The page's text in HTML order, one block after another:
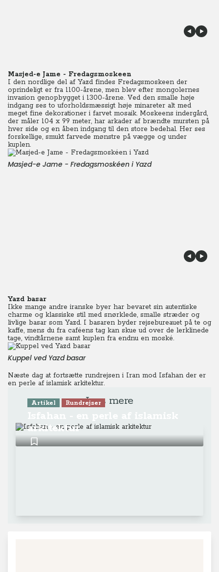
Masjed-e Jame - Fredagsmoskeen
I den nordlige del af Yazd findes Fredagsmoskeen der
oprindeligt er fra 1100-årene, men blev efter mongolernes
invasion genopbygget i 1300-årene. Ved den smalle høje
indgang ses to uforholdsmæssigt høje minareter alt med
meget fine dekorationer i farvet mosaik. Moskeens indergård,
der måler 104 x 99 meter, har arkader af brændte mursten på
hver side og en åben indgang til den store bedehal. Her ses
forskellige, smukt farvede mønstre på vægge og under
kuplen.
Masjed-e Jame - Fredagsmoskéen i Yazd
Yazd basar
Ikke mange andre iranske byer har bevaret sin autentiske
charme og klassiske stil med snørklede, smalle stræder og
livlige basar som Yazd. I basaren byder rejsebureauet på te og
kaffe, mens du fra caféens tag kan skue ud over de lerklinede
tage, vindtårnene samt kuplen fra endnu en moské.
Kuppel ved Yazd basar
Næste dag at fortsætte rundrejsen i Iran mod Isfahan der er
en perle af islamisk arkitektur.
Læs mere
Artikel Rundrejser
arkitektur